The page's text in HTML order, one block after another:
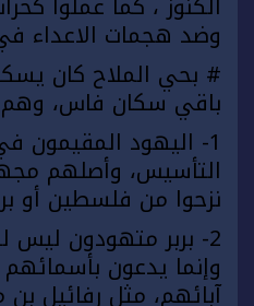
وضد هجمات الاعداء
# بحي الملاح كان
باقي سكان فاس، وهم
1- اليهود
التأسيس، وأصلهم
نزحوا من فلسطين أو
2- بربر متهودون ليس
وإنما يدعون
آبائهم، مثل رفائيل